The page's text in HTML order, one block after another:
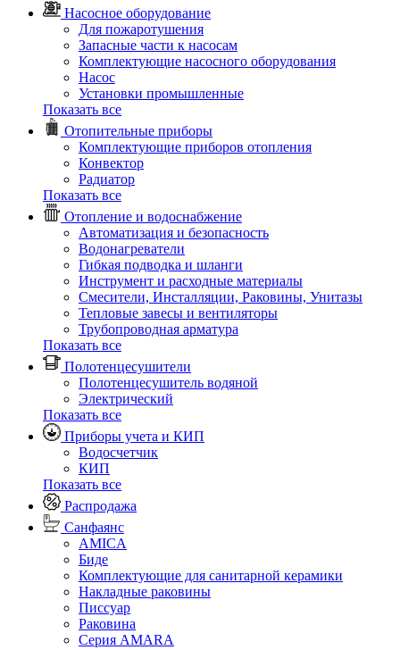
Насосное оборудование
Для пожаротушения
Запасные части к насосам
Комплектующие насосного оборудования
Насос
Установки промышленные
Показать все
Отопительные приборы
Комплектующие приборов отопления
Конвектор
Радиатор
Показать все
Отопление и водоснабжение
Автоматизация и безопасность
Водонагреватели
Гибкая подводка и шланги
Инструмент и расходные материалы
Смесители, Инсталляции, Раковины, Унитазы
Тепловые завесы и вентиляторы
Трубопроводная арматура
Показать все
Полотенцесушители
Полотенцесушитель водяной
Электрический
Показать все
Приборы учета и КИП
Водосчетчик
КИП
Показать все
Распродажа
Санфаянс
AMICA
Биде
Комплектующие для санитарной керамики
Накладные раковины
Писсуар
Раковина
Серия AMARA